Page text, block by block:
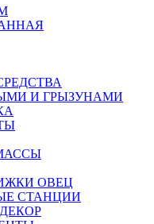
И ГРЫЗУНАМИ
ОВЕЦ
СТАНЦИИ